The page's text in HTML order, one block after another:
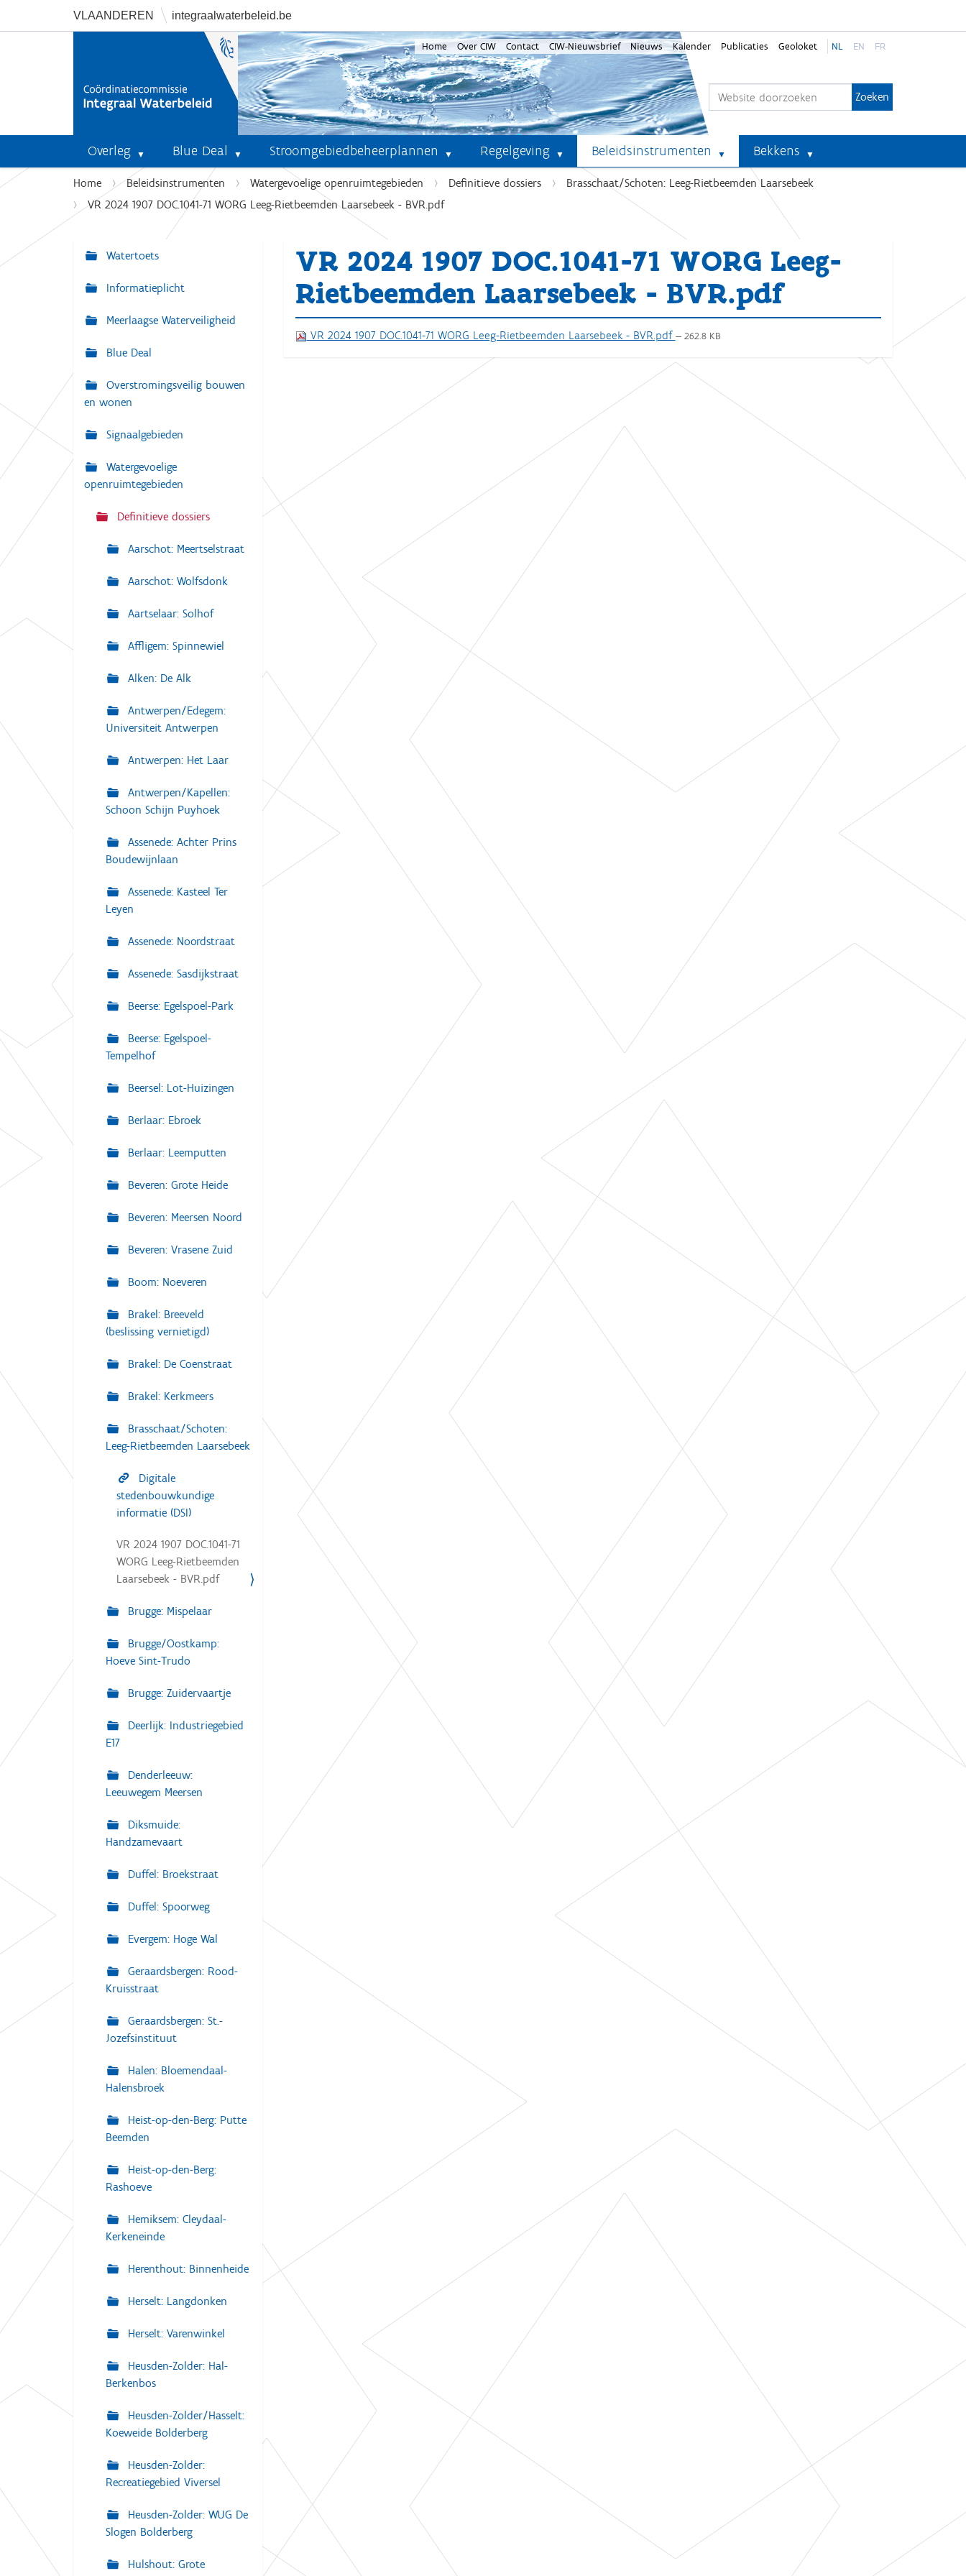
VLAANDEREN integraalwaterbeleid.be
Home Over CIW Contact CIW-Nieuwsbrief Nieuws Kalender Publicaties Geoloket NL EN FR
Overleg Blue Deal Stroomgebiedbeheerplannen Regelgeving Beleidsinstrumenten Bekkens
U
b
e
Home Beleidsinstrumenten Watergevoelige openruimtegebieden Definitieve dossiers
Brasschaat/Schoten: Leeg-Rietbeemden Laarsebeek
VR 2024 1907 DOC.1041-71 WORG Leeg-Rietbeemden Laarsebeek - BVR.pdf
VR 2024 1907 DOC.1041-71 WORG Leeg-
Rietbeemden Laarsebeek - BVR.pdf
VR 2024 1907 DOC.1041-71 WORG Leeg-Rietbeemden Laarsebeek - BVR.pdf — 262.8 KB
N
a
i
g
t
i
e
Watertoets
Informatieplicht
Meerlaagse Waterveiligheid
Blue Deal
Overstromingsveilig bouwen
en wonen
Signaalgebieden
Watergevoelige
openruimtegebieden
Definitieve dossiers
Aarschot: Meertselstraat
Aarschot: Wolfsdonk
Aartselaar: Solhof
Affligem: Spinnewiel
Alken: De Alk
Antwerpen/Edegem:
Universiteit Antwerpen
Antwerpen: Het Laar
Antwerpen/Kapellen:
Schoon Schijn Puyhoek
Assenede: Achter Prins
Boudewijnlaan
Assenede: Kasteel Ter
Leyen
Assenede: Noordstraat
Assenede: Sasdijkstraat
Beerse: Egelspoel-Park
Beerse: Egelspoel-
Tempelhof
Beersel: Lot-Huizingen
Berlaar: Ebroek
Berlaar: Leemputten
Beveren: Grote Heide
Beveren: Meersen Noord
Beveren: Vrasene Zuid
Boom: Noeveren
Brakel: Breeveld
(beslissing vernietigd)
Brakel: De Coenstraat
Brakel: Kerkmeers
Brasschaat/Schoten:
Leeg-Rietbeemden Laarsebeek
Digitale
stedenbouwkundige
informatie (DSI)
VR 2024 1907 DOC.1041-71
WORG Leeg-Rietbeemden
Laarsebeek - BVR.pdf
Brugge: Mispelaar
Brugge/Oostkamp:
Hoeve Sint-Trudo
Brugge: Zuidervaartje
Deerlijk: Industriegebied
E17
Denderleeuw:
Leeuwegem Meersen
Diksmuide:
Handzamevaart
Duffel: Broekstraat
Duffel: Spoorweg
Evergem: Hoge Wal
Geraardsbergen: Rood-
Kruisstraat
Geraardsbergen: St.-
Jozefsinstituut
Halen: Bloemendaal-
Halensbroek
Heist-op-den-Berg: Putte
Beemden
Heist-op-den-Berg:
Rashoeve
Hemiksem: Cleydaal-
Kerkeneinde
Herenthout: Binnenheide
Herselt: Langdonken
Herselt: Varenwinkel
Heusden-Zolder: Hal-
Berkenbos
Heusden-Zolder/Hasselt:
Koeweide Bolderberg
Heusden-Zolder:
Recreatiegebied Viversel
Heusden-Zolder: WUG De
Slogen Bolderberg
Hulshout: Grote